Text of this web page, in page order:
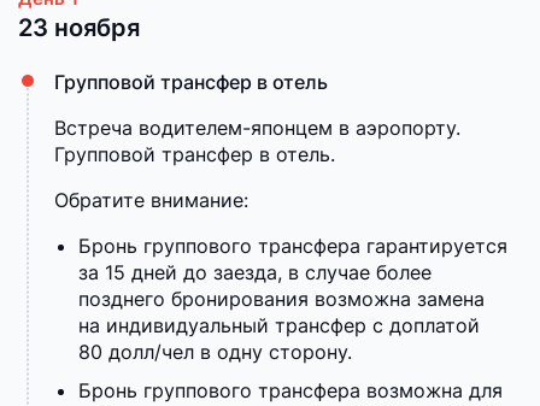
23 ноября
Групповой трансфер в отель
Встреча водителем-японцем в аэропорту.
Групповой трансфер в отель.
Обратите внимание:
Бронь группового трансфера гарантируется
за 15 дней до заезда, в случае более
позднего бронирования возможна замена
на индивидуальный трансфер с доплатой
80 долл/чел в одну сторону.
Бронь группового трансфера возможна для